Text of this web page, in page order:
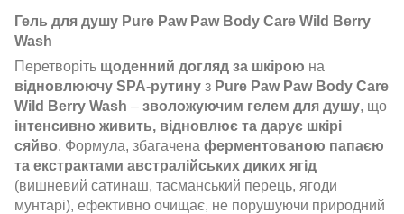
Гель для душу Pure Paw Paw Body Care Wild Berry
Wash
Перетворіть щоденний догляд за шкірою на
відновлюючу SPA-рутину з Pure Paw Paw Body Care
Wild Berry Wash – зволожуючим гелем для душу, що
інтенсивно живить, відновлює та дарує шкірі
сяйво. Формула, збагачена ферментованою папаєю
та екстрактами австралійських диких ягід
(вишневий сатинаш, тасманський перець, ягоди
мунтарі), ефективно очищає, не порушуючи природний